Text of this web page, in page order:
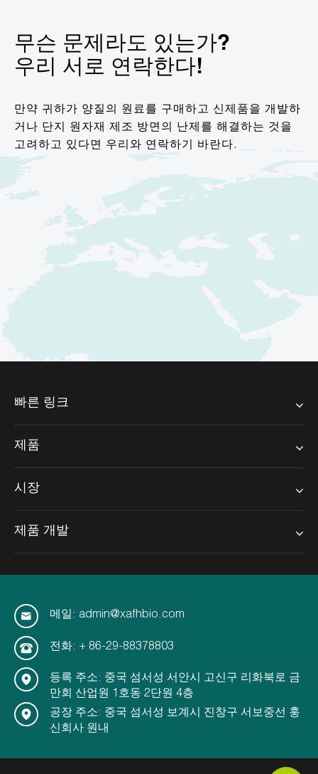
무슨 문제라도 있는가?
우리 서로 연락한다!
만약 귀하가 양질의 원료를 구매하고 신제품을 개발하
거나 단지 원자재 제조 방면의 난제를 해결하는 것을
고려하고 있다면 우리와 연락하기 바란다.
빠른 링크
제품
시장
제품 개발
메일: admin@xafhbio.com
전화: + 86-29-88378803
등록 주소: 중국 섬서성 서안시 고신구 리화북로 금
만회 산업원 1호동 2단원 4층
공장 주소: 중국 섬서성 보계시 진창구 서보중선 훙
신회사 원내